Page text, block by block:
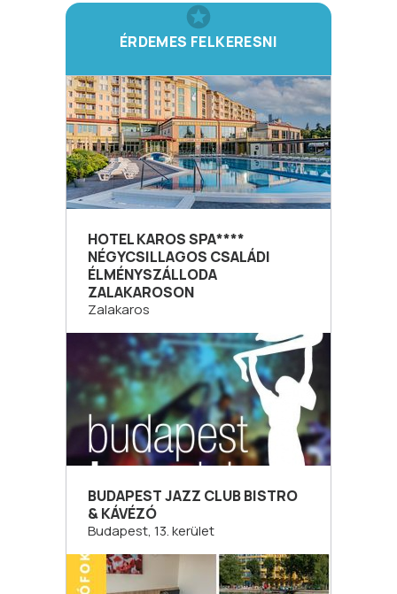
ÉRDEMES FELKERESNI
HOTEL KAROS SPA****
NÉGYCSILLAGOS CSALÁDI
ÉLMÉNYSZÁLLODA
ZALAKAROSON
Zalakaros
BUDAPEST JAZZ CLUB BISTRO
& KÁVÉZÓ
Budapest, 13. kerület